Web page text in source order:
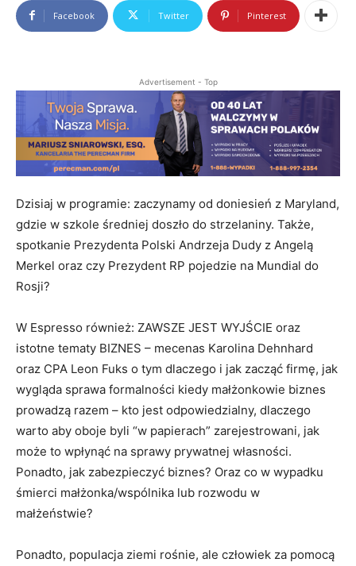
Facebook Twitter Pinterest
Advertisement - Top
Dzisiaj w programie: zaczynamy od doniesień z Maryland,
gdzie w szkole średniej doszło do strzelaniny. Także,
spotkanie Prezydenta Polski Andrzeja Dudy z Angelą
Merkel oraz czy Prezydent RP pojedzie na Mundial do
Rosji?
W Espresso również: ZAWSZE JEST WYJŚCIE oraz
istotne tematy BIZNES – mecenas Karolina Dehnhard
oraz CPA Leon Fuks o tym dlaczego i jak zacząć firmę, jak
wygląda sprawa formalności kiedy małżonkowie biznes
prowadzą razem – kto jest odpowiedzialny, dlaczego
warto aby oboje byli “w papierach” zarejestrowani, jak
może to wpłynąć na sprawy prywatnej własności.
Ponadto, jak zabezpieczyć biznes? Oraz co w wypadku
śmierci małżonka/wspólnika lub rozwodu w
małżeństwie?
Ponadto, populacja ziemi rośnie, ale człowiek za pomocą